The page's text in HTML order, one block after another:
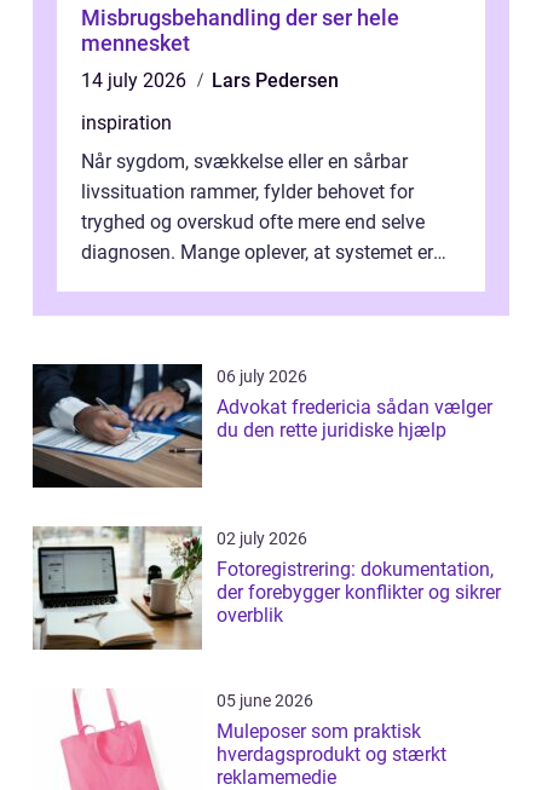
Misbrugsbehandling der ser hele
mennesket
14 july 2026
Lars Pedersen
inspiration
Når sygdom, svækkelse eller en sårbar
livssituation rammer, fylder behovet for
tryghed og overskud ofte mere end selve
diagnosen. Mange oplever, at systemet er
06 july 2026
Advokat fredericia sådan vælger
du den rette juridiske hjælp
02 july 2026
Fotoregistrering: dokumentation,
der forebygger konflikter og sikrer
overblik
05 june 2026
Muleposer som praktisk
hverdagsprodukt og stærkt
reklamemedie